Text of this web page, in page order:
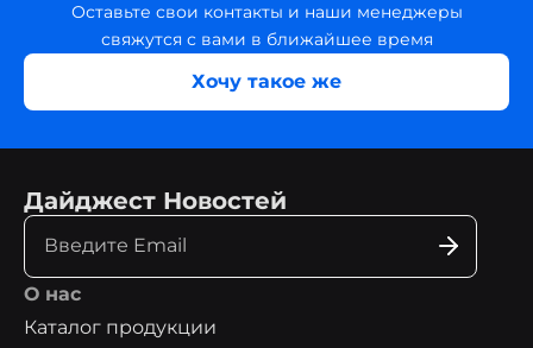
Оставьте свои контакты и наши менеджеры
свяжутся с вами в ближайшее время
Хочу такое же
Дайджест Новостей
О нас
Каталог продукции